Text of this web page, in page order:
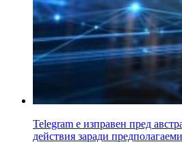
Telegram е изправен пред
действия заради